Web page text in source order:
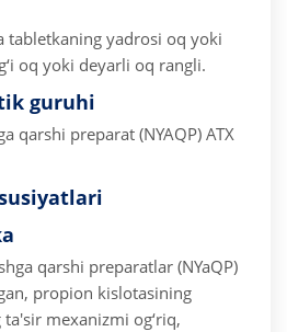
tabletkaning yadrosi oq yoki
oq yoki deyarli oq rangli.
guruhi
qarshi preparat (NYAQP) ATX
qarshi preparatlar (NYaQP)
propion kislotasining
mexanizmi og‘riq,